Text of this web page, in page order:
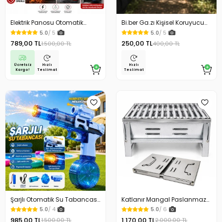
Elektrik Panosu Otomatik
Yangın Söndürücü Isıya
Duyarlı Sigorta Kutusu Yangın
Söndürme Cihazı
5.0/ 5
789,00 TL1.500,00 TL
Ücretsiz
Kargo!
Hızlı
Teslimat
Bi.ber Ga.zı Kişisel Koruyucu
Ekipman Savunma İçin
5.0/ 5
250,00 TL400,00 TL
Hızlı
Teslimat
Şarjlı Otomatik Su Tabancası
Oyuncak Geniş Hazneli
5.0/ 4
1.500,00 TL
Katlanır Mangal Paslanmaz
Çelik Oluklu Izgara Galvanizli
Çelik Malzeme
5.0/ 6
2.000,00 TL